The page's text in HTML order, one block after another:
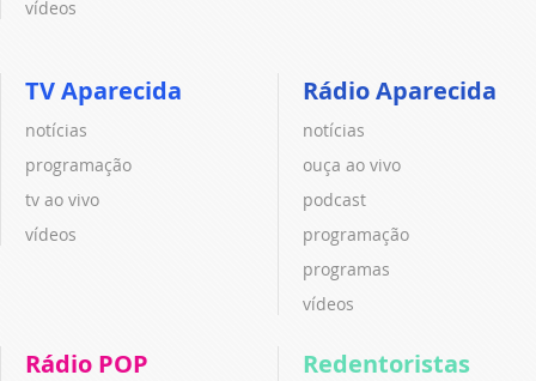
vídeos
TV Aparecida
notícias
programação
tv ao vivo
vídeos
Rádio Aparecida
notícias
ouça ao vivo
podcast
programação
programas
vídeos
Rádio POP Redentoristas